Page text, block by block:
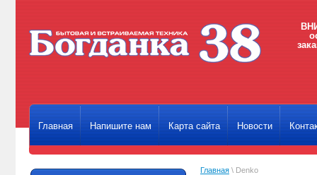
Главная Напишите нам Карта сайта Новости
Главная \ Denko